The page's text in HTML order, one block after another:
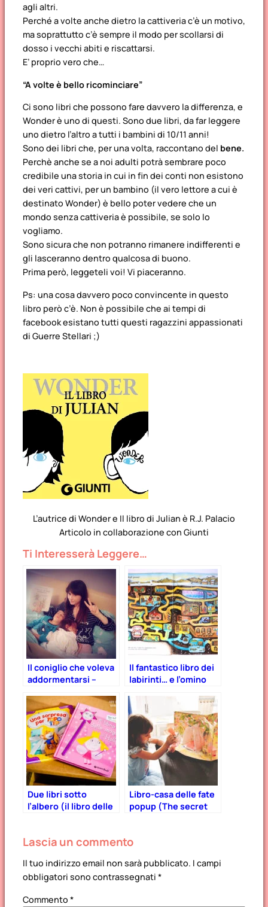
agli altri.
Perché a volte anche dietro la cattiveria c’è un motivo,
ma soprattutto c’è sempre il modo per scollarsi di
dosso i vecchi abiti e riscattarsi.
E’ proprio vero che…
“A volte è bello ricominciare”
Ci sono libri che possono fare davvero la differenza, e
Wonder è uno di questi. Sono due libri, da far leggere
uno dietro l’altro a tutti i bambini di 10/11 anni!
Sono dei libri che, per una volta, raccontano del bene.
Perchè anche se a noi adulti potrà sembrare poco
credibile una storia in cui in fin dei conti non esistono
dei veri cattivi, per un bambino (il vero lettore a cui è
destinato Wonder) è bello poter vedere che un
mondo senza cattiveria è possibile, se solo lo
vogliamo.
Sono sicura che non potranno rimanere indifferenti e
gli lasceranno dentro qualcosa di buono.
Prima però, leggeteli voi! Vi piaceranno.
Ps: una cosa davvero poco convincente in questo
libro però c’è. Non è possibile che ai tempi di
facebook esistano tutti questi ragazzini appassionati
di Guerre Stellari ;)
L’autrice di Wonder e Il libro di Julian è R.J. Palacio
Articolo in collaborazione con Giunti
Ti Interesserà Leggere…
Il coniglio che voleva
addormentarsi –
che fa dormire i
bambini.
Il fantastico libro dei
labirinti… e l’omino
dei libri
Due libri sotto
l’albero (il libro delle
Tip)
Libro-casa delle fate
popup (The secret
Lascia un commento
Il tuo indirizzo email non sarà pubblicato. I campi
obbligatori sono contrassegnati *
Commento *